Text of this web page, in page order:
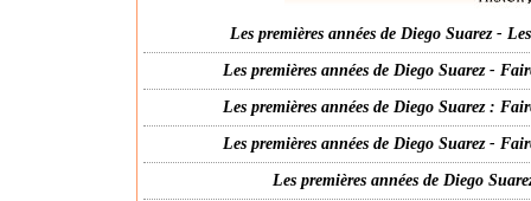
Les premières années de Diego Suarez -
Les premières années de Diego Suarez -
Les premières années de Diego Suarez :
Les premières années de Diego Suarez -
Les premières années de Diego